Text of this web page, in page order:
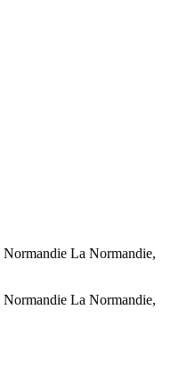
Normandie La Normandie,
Normandie La Normandie,